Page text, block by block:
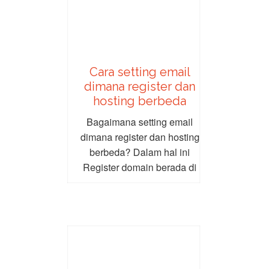
Cara setting email
dimana register dan
hosting berbeda
Bagaimana setting email
dimana register dan hosting
berbeda? Dalam hal ini
Register domain berada di